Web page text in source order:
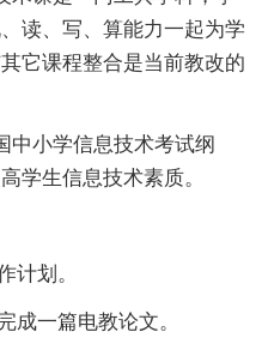
读、写、算能力一起为学
它课程整合是当前教改的
中小学信息技术考试纲
学生信息技术素质。
计划。
成一篇电教论文。